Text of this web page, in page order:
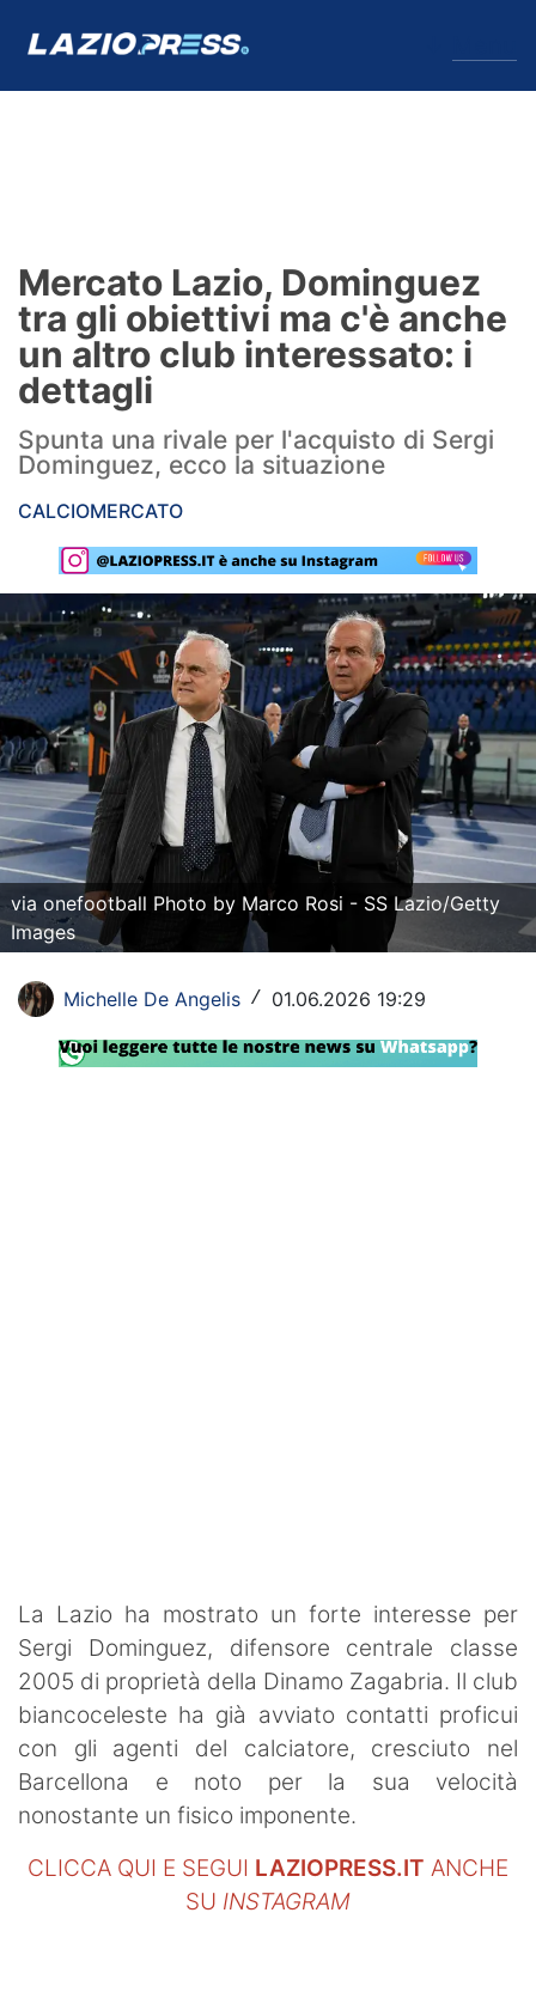
Formello
Infortuni
Primavera
Calciomercato
Lazio Women
Rassegna Lazio
Social
Calcio
Serie A
Champions League
Europa League
Altri Sport
Formula 1
Tennis
Vela
Mercato Lazio, Dominguez
tra gli obiettivi ma c'è anche
un altro club interessato: i
dettagli
Spunta una rivale per l'acquisto di Sergi
Dominguez, ecco la situazione
CALCIOMERCATO
via onefootball Photo by Marco Rosi - SS Lazio/Getty
Images
Michelle De Angelis / 01.06.2026 19:29
La Lazio ha mostrato un forte interesse per
Sergi Dominguez, difensore centrale classe
2005 di proprietà della Dinamo Zagabria. Il club
biancoceleste ha già avviato contatti proficui
con gli agenti del calciatore, cresciuto nel
Barcellona e noto per la sua velocità
nonostante un fisico imponente.
CLICCA QUI E SEGUI LAZIOPRESS.IT ANCHE
SU INSTAGRAM